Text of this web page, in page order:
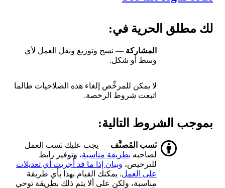
لك مطلق الحرية في:
المشاركة — نسخ وتوزيع ونقل العمل لأي
وسط أو شكل.
لا يمكن للمرخِّص إلغاء هذه الصلاحيات طالما
اتبعت شروط الرخصة.
بموجب الشروط التالية:
نَسب المُصنَّف — يجب عليك نَسب العمل
لصاحبه بطريقة مناسبة، وتوفير رابط
للترخيص، وبيان إذا ما قد أُجريت أي تعديلات
على العمل. يمكنك القيام بهذا بأي طريقة
مناسبة، ولكن على ألا يتم ذلك بطريقة توحي